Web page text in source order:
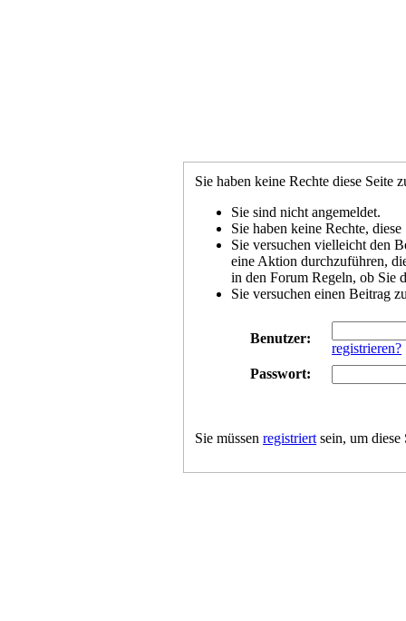
Sie haben keine Rechte diese Seite
Sie sind nicht angemeldet.
Sie haben keine Rechte,
Sie versuchen vielleicht den
eine Aktion durchzuführen,
in den Forum Regeln, ob Sie
Sie versuchen einen Beitrag
Benutzer:
registrieren?
Passwort:
Sie müssenregistriert sein, um